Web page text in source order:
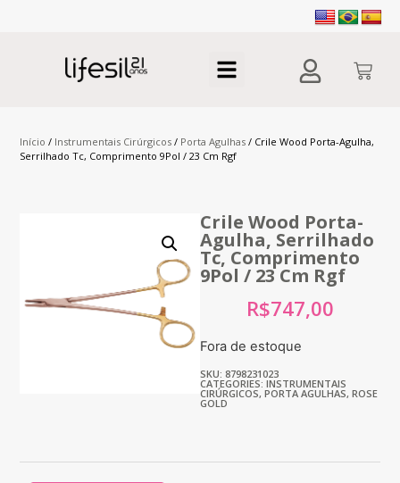
Início / Instrumentais Cirúrgicos / Porta Agulhas / Crile Wood Porta-Agulha,
Serrilhado Tc, Comprimento 9Pol / 23 Cm Rgf
Crile Wood Porta-
Agulha, Serrilhado
Tc, Comprimento
9Pol / 23 Cm Rgf
R$747,00
Fora de estoque
SKU: 8798231023
CATEGORIES: INSTRUMENTAIS
CIRÚRGICOS, PORTA AGULHAS, ROSE
GOLD